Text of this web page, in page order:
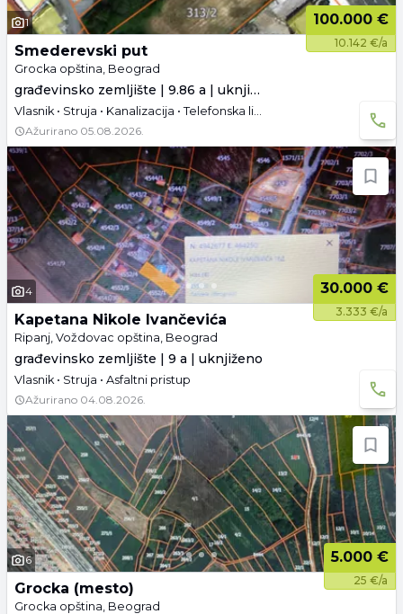
1 100.000 €
10.142 €/a
Smederevski put
Grocka opština, Beograd
građevinsko zemljište | 9.86 a | uknjiženo
Vlasnik • Struja • Kanalizacija • Telefonska linija • Asfaltni pristup
Ažurirano 05.08.2026.
4 30.000 €
3.333 €/a
Kapetana Nikole Ivančevića
Ripanj, Voždovac opština, Beograd
građevinsko zemljište | 9 a | uknjiženo
Vlasnik • Struja • Asfaltni pristup
Ažurirano 04.08.2026.
6 5.000 €
25 €/a
Grocka (mesto)
Grocka opština, Beograd